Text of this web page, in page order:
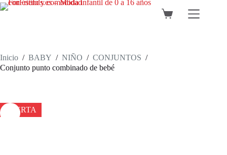
Saltar
al
Carro
Inicio / BABY / NIÑO / CONJUNTOS /
Conjunto punto combinado de bebé
OFERTA